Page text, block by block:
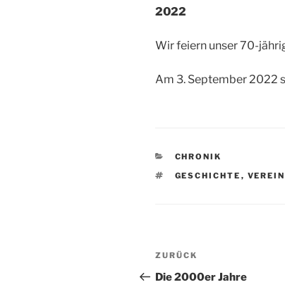
2022
Wir feiern unser 70-
Am 3. September 2022
KATEGORIEN
CHRONIK
SCHLAGWÖRTER
GESCHICHTE ,
Vorheriger
Beitrag
ZURÜCK
Die 2000er Jahre